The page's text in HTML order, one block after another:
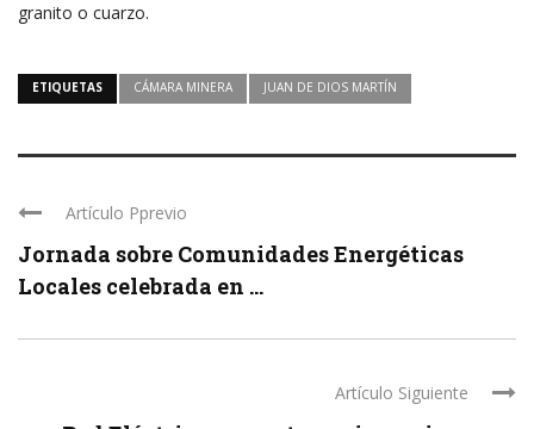
granito o cuarzo.
ETIQUETAS CÁMARA MINERA JUAN DE DIOS MARTÍN
Artículo Pprevio
Jornada sobre Comunidades Energéticas
Locales celebrada en ...
Artículo Siguiente